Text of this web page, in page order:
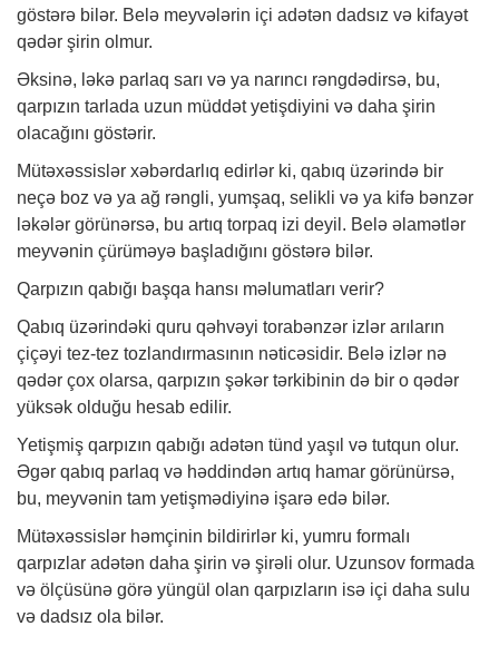
göstərə bilər. Belə meyvələrin içi adətən dadsız və kifayət
qədər şirin olmur.
Əksinə, ləkə parlaq sarı və ya narıncı rəngdədirsə, bu,
qarpızın tarlada uzun müddət yetişdiyini və daha şirin
olacağını göstərir.
Mütəxəssislər xəbərdarlıq edirlər ki, qabıq üzərində bir
neçə boz və ya ağ rəngli, yumşaq, selikli və ya kifə bənzər
ləkələr görünərsə, bu artıq torpaq izi deyil. Belə əlamətlər
meyvənin çürüməyə başladığını göstərə bilər.
Qarpızın qabığı başqa hansı məlumatları verir?
Qabıq üzərindəki quru qəhvəyi torabənzər izlər arıların
çiçəyi tez-tez tozlandırmasının nəticəsidir. Belə izlər nə
qədər çox olarsa, qarpızın şəkər tərkibinin də bir o qədər
yüksək olduğu hesab edilir.
Yetişmiş qarpızın qabığı adətən tünd yaşıl və tutqun olur.
Əgər qabıq parlaq və həddindən artıq hamar görünürsə,
bu, meyvənin tam yetişmədiyinə işarə edə bilər.
Mütəxəssislər həmçinin bildirirlər ki, yumru formalı
qarpızlar adətən daha şirin və şirəli olur. Uzunsov formada
və ölçüsünə görə yüngül olan qarpızların isə içi daha sulu
və dadsız ola bilər.